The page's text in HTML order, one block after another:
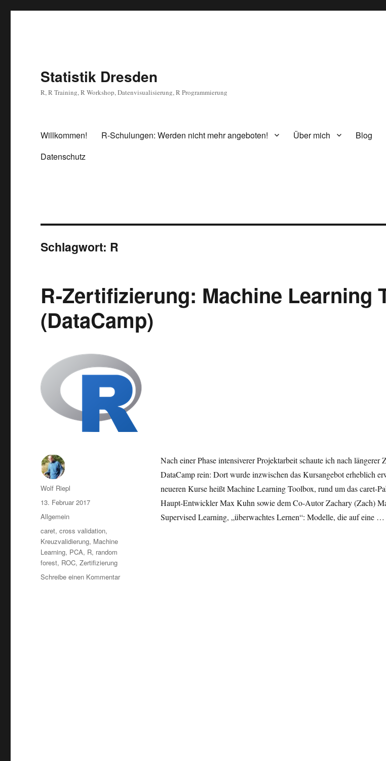
Statistik Dresden
R, R Training, R Workshop, Datenvisualisierung, R Programmierung
Willkommen! R-Schulungen: Werden nicht mehr angeboten! Über mich Blog
Datenschutz
Schlagwort: R
R-Zertifizierung: Machine Learning
(DataCamp)
Nach einer Phase intensiverer Projektarbeit schaute ich nach längerer
DataCamp rein: Dort wurde inzwischen das Kursangebot erheblich
neueren Kurse heißt Machine Learning Toolbox, rund um das caret-
Haupt-Entwickler Max Kuhn sowie dem Co-Autor Zachary (Zach)
Supervised Learning, „überwachtes Lernen“: Modelle, die auf eine …
Autor
Wolf Riepl
Veröffentlicht
am
13. Februar 2017
Kategorien
Allgemein
Schlagwörter
caret,cross validation,
Kreuzvalidierung, Machine
Learning, PCA, R, random
forest, ROC,Zertifizierung
Schreibe einen Kommentarzu